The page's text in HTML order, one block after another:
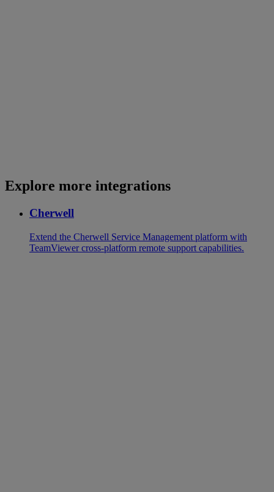
Explore more integrations
Cherwell
Extend the Cherwell Service Management platform with
TeamViewer cross-platform remote support capabilities.